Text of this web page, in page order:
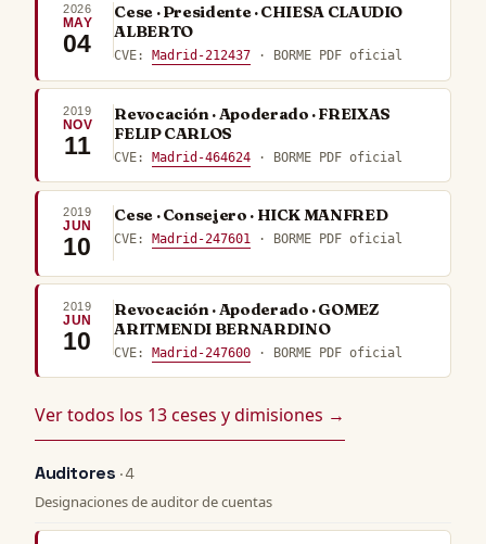
2026
MAY
04
Cese · Presidente · CHIESA CLAUDIO
ALBERTO
CVE: Madrid-212437 · BORME PDF oficial
2019
NOV
11
Revocación · Apoderado · FREIXAS
FELIP CARLOS
CVE:Madrid-464624 · BORME PDF oficial
2019
JUN
10
Cese · Consejero · HICK MANFRED
CVE: Madrid-247601 · BORME PDF oficial
2019
JUN
10
Revocación · Apoderado · GOMEZ
ARITMENDI BERNARDINO
CVE:Madrid-247600 · BORME PDF oficial
Ver todos los 13 ceses y dimisiones →
Auditores · 4
Designaciones de auditor de cuentas